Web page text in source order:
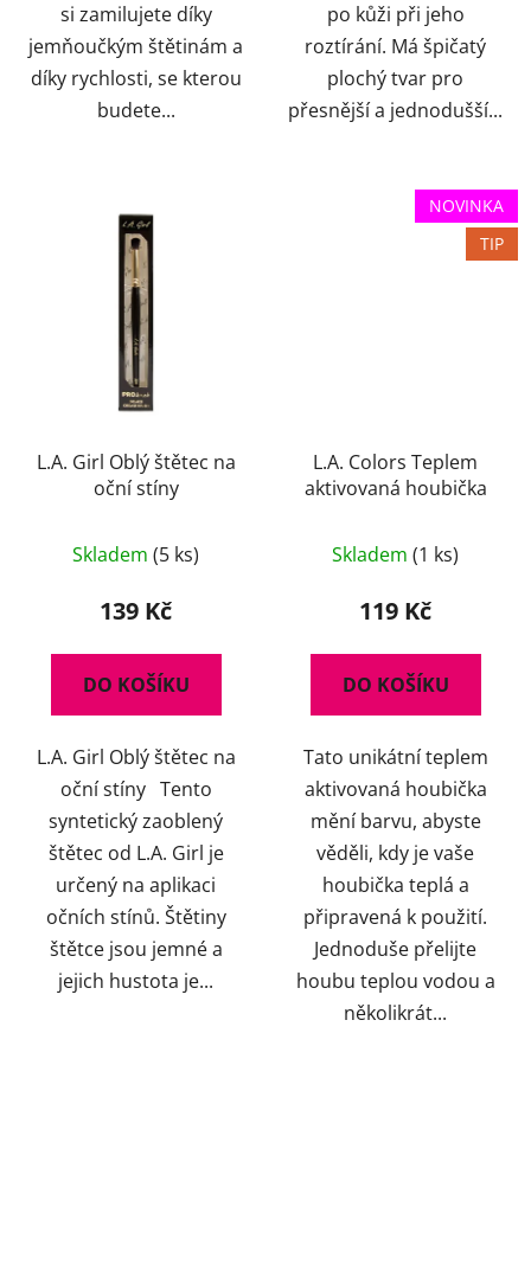
si zamilujete díky
jemňoučkým štětinám a
díky rychlosti, se kterou
budete...
po kůži při jeho
roztírání. Má špičatý
plochý tvar pro
přesnější a jednodušší...
L.A. Girl Oblý štětec na
oční stíny
hodnocení
produktu
5,0
z
hvězdiček.
Skladem (5 ks)
139 Kč
DO KOŠÍKU
L.A. Girl Oblý štětec na
oční stíny Tento
syntetický zaoblený
štětec od L.A. Girl je
určený na aplikaci
očních stínů. Štětiny
štětce jsou jemné a
jejich hustota je...
NOVINKA
TIP
L.A. Colors Teplem
aktivovaná houbička
Skladem (1 ks)
119 Kč
DO KOŠÍKU
Tato unikátní teplem
aktivovaná houbička
mění barvu, abyste
věděli, kdy je vaše
houbička teplá a
připravená k použití.
Jednoduše přelijte
houbu teplou vodou a
několikrát...